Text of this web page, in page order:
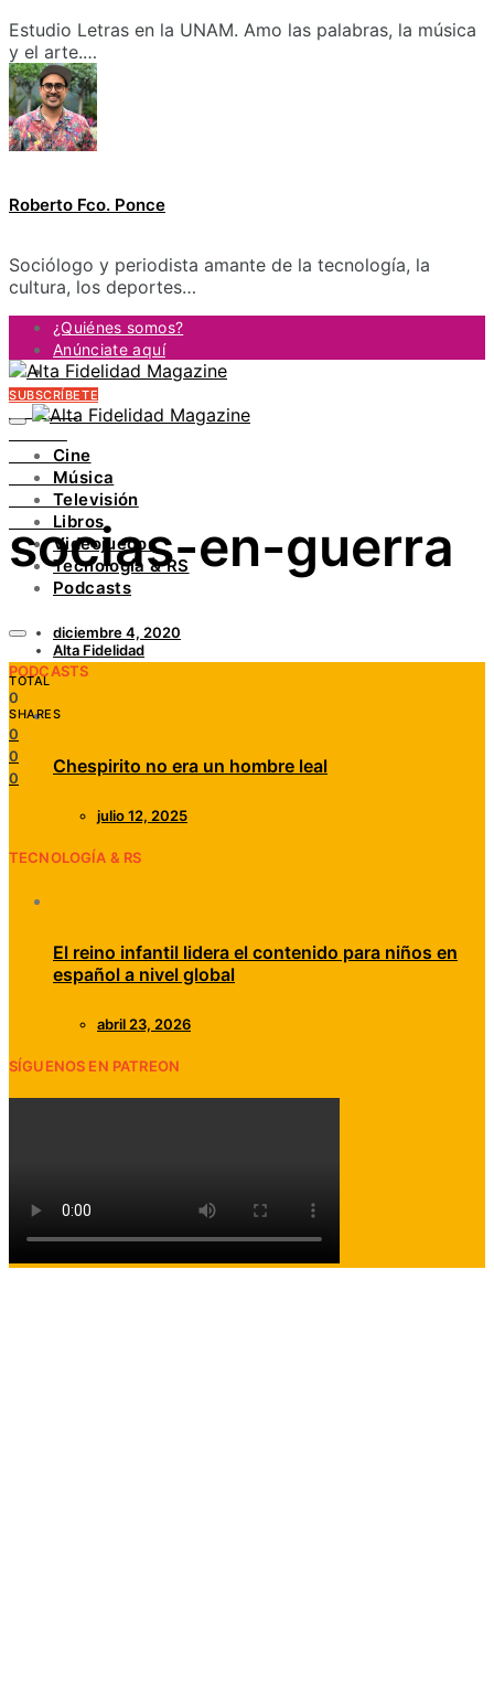
Estudio Letras en la UNAM. Amo las palabras, la música
y el arte.…
Roberto Fco. Ponce
Sociólogo y periodista amante de la tecnología, la
cultura, los deportes…
¿Quiénes somos?
Anúnciate aquí
Contacto
FACEBOOK
INSTAGRAM
PINTEREST
YOUTUBE
LINKEDIN
SUBSCRÍBETE
Cine
Música
Televisión
Libros
Videojuegos
Tecnología & RS
Podcasts
PODCASTS
Chespirito no era un hombre leal
julio 12, 2025
TECNOLOGÍA & RS
El reino infantil lidera el contenido para niños en
español a nivel global
abril 23, 2026
SÍGUENOS EN PATREON
socias-en-guerra
diciembre 4, 2020
Alta Fidelidad
TOTAL
0
SHARES
0
0
0